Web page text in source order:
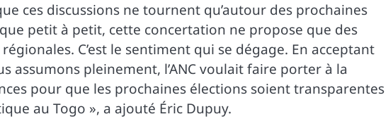
ces discussions ne tournent qu’autour des prochaines
petit à petit, cette concertation ne propose que des
C’est le sentiment qui se dégage. En acceptant
assumons pleinement, l’ANC voulait faire porter à la
pour que les prochaines élections soient
au Togo », a ajouté Éric Dupuy.